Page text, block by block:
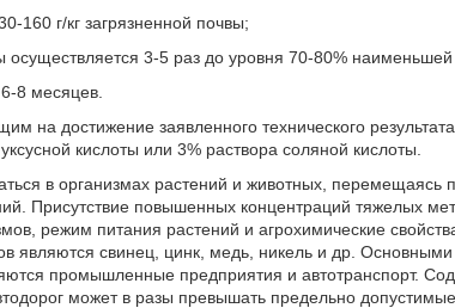
160 г/кг загрязненной почвы;
осуществляется 3-5 раз до уровня 70-80% наименьшей
8 месяцев.
на достижение заявленного технического
кислоты или 3% раствора соляной кислоты.
в организмах растений и животных, перемещаясь
Присутствие повышенных концентраций тяжелых
режим питания растений и агрохимические
являются свинец, цинк, медь, никель и др.
промышленные предприятия и автотранспорт.
может в разы превышать предельно